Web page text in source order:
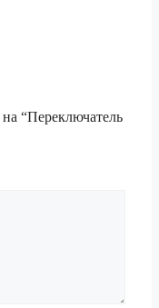
“Переключатель